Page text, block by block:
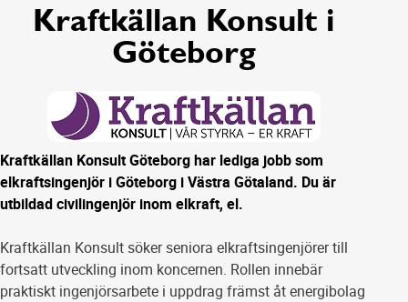
Kraftkällan Konsult i
Göteborg
Kraftkällan Konsult Göteborg har lediga jobb som
elkraftsingenjör i Göteborg i Västra Götaland. Du är
utbildad civilingenjör inom elkraft, el.
Kraftkällan Konsult söker seniora elkraftsingenjörer till
fortsatt utveckling inom koncernen. Rollen innebär
praktiskt ingenjörsarbete i uppdrag främst åt energibolag